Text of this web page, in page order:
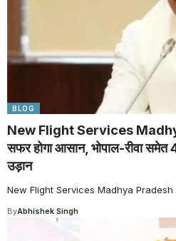
BLOG
New Flight Services
सफर होगा आसान, भोपाल-रीवा समेत
उड़ान
New Flight Services Madhya Pradesh :
ByAbhishek Singh